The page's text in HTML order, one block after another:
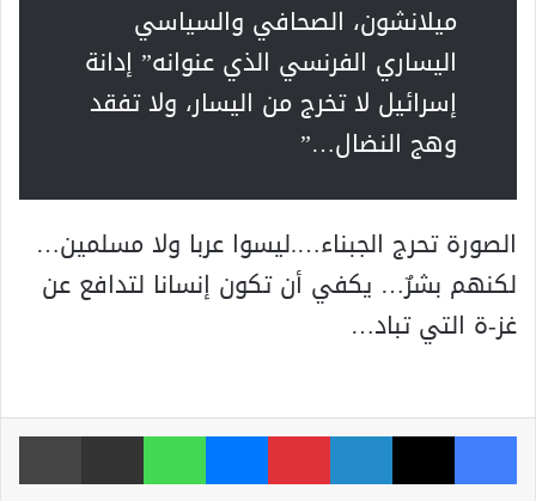
ميلانشون، الصحافي والسياسي
اليساري الفرنسي الذي عنوانه” إدانة
إسرائيل لا تخرج من اليسار، ولا تفقد
وهج النضال…”
الصورة تحرج الجبناء….ليسوا عربا ولا مسلمين…
لكنهم بشرٌ… يكفي أن تكون إنسانا لتدافع عن
غز-ة التي تباد…
فيسبوك ‫X لينكدإن بينتيريست ماسنجر واتساب مشاركة عبر البريد